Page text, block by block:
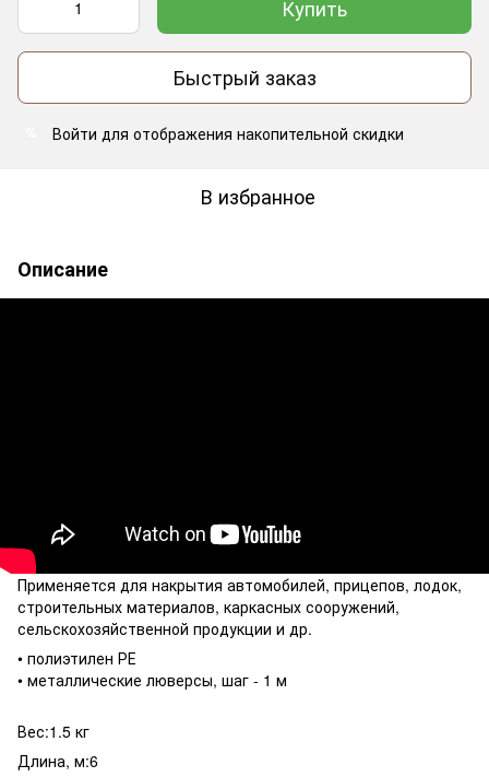
Купить
Быстрый заказ
Войти для отображения накопительной скидки
В избранное
Описание
Применяется для накрытия автомобилей, прицепов, лодок,
строительных материалов, каркасных сооружений,
сельскохозяйственной продукции и др.
• полиэтилен РЕ
• металлические люверсы, шаг - 1 м
Вес:1.5 кг
Длина, м:6